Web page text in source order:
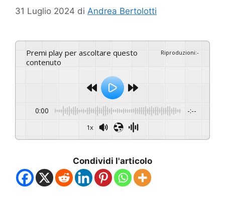
31 Luglio 2024 di Andrea Bertolotti
Premi play per ascoltare questo
contenuto
Riproduzioni:-
0:00 -:--
1x
Condividi l'articolo